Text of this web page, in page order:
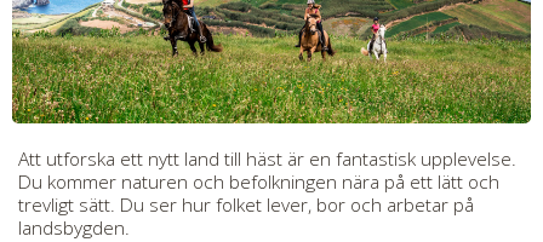
Att utforska ett nytt land till häst är en fantastisk upplevelse.
Du kommer naturen och befolkningen nära på ett lätt och
trevligt sätt. Du ser hur folket lever, bor och arbetar på
landsbygden.